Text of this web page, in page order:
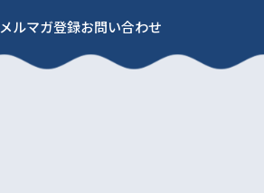
メルマガ登録お問い合わせ